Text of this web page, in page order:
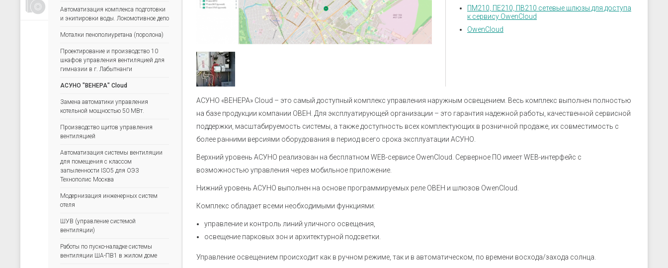
Счетчики, таймеры, тахометры
Для управления насосами
Для водоподготовки
Для электрических сетей
Приборы для индикации и
управления задвижками
Устройства контроля и защиты
Твердотельные реле Протон-
Импульс
Твердотельные и
промежуточные реле MEYERTEC
Микроклимат для шкафов
управления
Электротехническое
оборудование MEYERTEC
Нормирующие преобразователи
Аксессуары к датчикам
температуры
Аксессуары к датчикам
скачать каталог (pdf)скачать прайс-лист (xls)
История
Профиль
Наши клиенты
Работа в компании
Каталог продукции ОВЕН
Материалы для вашего сайта
Сервисный центр
Проверить статус заказа
Автоматизация комплекса подготовки
и экипировки воды. Локомотивное депо
Моталки пенополиуретана (поролона)
Проектирование и производство 10
шкафов управления вентиляцией для
гимназии в г. Лабытнанги
АСУНО "ВЕНЕРА" Cloud
Замена автоматики управления
котельной мощностью 50 МВт.
Производство щитов управления
вентиляцией
Автоматизация системы вентиляции
для помещения с классом
запыленности ISO5 для ОЭЗ
Технополис Москва
Модернизация инженерных систем
отеля
ШУВ (управление системой
вентиляции)
Работы по пуско-наладке системы
вентиляции ША-ПВ1 в жилом доме
ПМ210, ПЕ210, ПВ210 сетевые шлюзы для доступа
к сервису OwenCloud
OwenCloud
АСУНО «ВЕНЕРА» Cloud – это самый доступный комплекс управления наружным освещением. Весь комплекс выполнен полностью
на базе продукции компании ОВЕН. Для эксплуатирующей организации – это гарантия надежной работы, качественной сервисной
поддержки, масштабируемость системы, а также доступность всех комплектующих в розничной продаже, их совместимость с
более ранними версиями оборудования в период всего срока эксплуатации АСУНО.
Верхний уровень АСУНО реализован на бесплатном WEB-сервисе OwenCloud. Серверное ПО имеет WEB-интерфейс с
возможностью управления через мобильное приложение.
Нижний уровень АСУНО выполнен на основе программируемых реле ОВЕН и шлюзов OwenCloud.
Комплекс обладает всеми необходимыми функциями:
управление и контроль линий уличного освещения,
освещение парковых зон и архитектурной подсветки.
Управление освещением происходит как в ручном режиме, так и в автоматическом, по времени восхода/захода солнца.